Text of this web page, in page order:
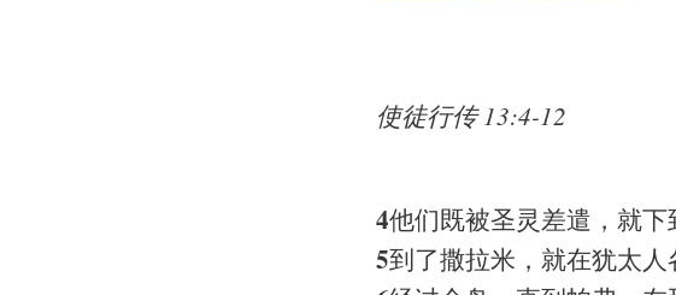
使徒行传 13:4-12
4他们既被圣灵差遣，就下
5到了撒拉米，就在犹太人